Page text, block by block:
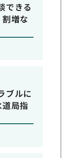
できる
増な
ブルに
局指